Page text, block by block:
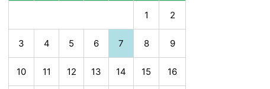
1 2
3 4 5 6 7 8 9
10 11 12 13 14 15 16